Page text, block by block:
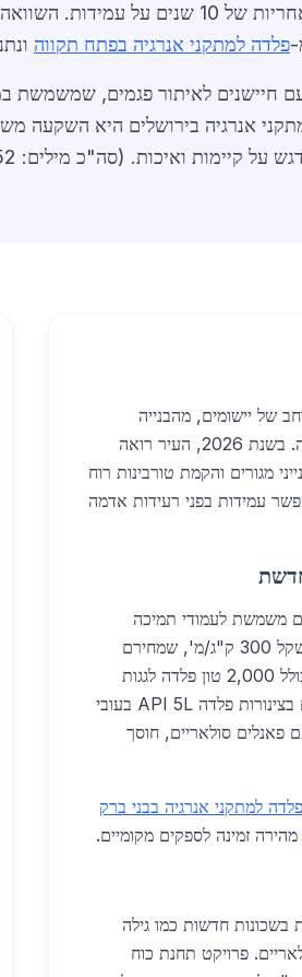
השוואה לערים סמוכות: ב
פלדה למתקני אנרגיה בפתח תקווה
אנרגיה בירושלים היא השקעה
של יישומים, מהבנייה
התעשייתית ועד למגורים משולבים באנרגיה ירוקה. בשנת 2026, העיר רואה
מגורים והקמת טורבינות רוח
עמידות בפני רעידות אדמה
משמשת לעמודי תמיכה
במערכות סולאריות גדולות, עם פרופילי IPE במשקל 300 ק"ג/מ', שמחירם
כ-5,300 ש"ח לטון. פרויקט 'סולארי ירושלים' כולל 2,000 טון פלדה לגגות
תעשייתיים. בתעשייה, מתקני גז טבעי משתמשים בצינורות פלדה API 5L בעובי
פאנלים סולאריים, חוסך
פלדה למתקני אנרגיה בבני ברק
מהירה זמינה לספקים מקומיים.
בשכונות חדשות כמו גילה
פרויקט תחנת כוח